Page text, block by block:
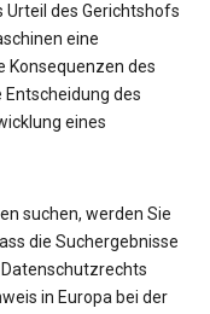
des Gerichtshofs
eine
Konsequenzen des
des
eines
suchen, werden Sie
die Suchergebnisse
in Europa bei der